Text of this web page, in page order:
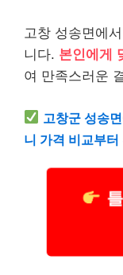
고창 성송면에
니다. 본인에게
여 만족스러운
고창군 성송
니 가격 비교부